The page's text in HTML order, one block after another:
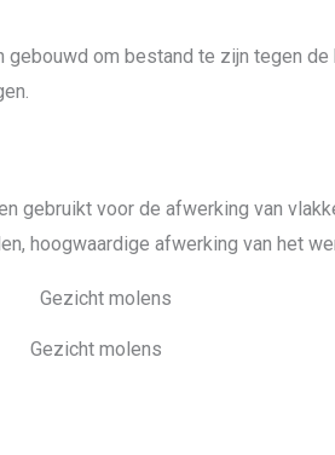
om bestand te zijn tegen de
gebruikt voor de afwerking van
hoogwaardige afwerking van het
Gezicht molens